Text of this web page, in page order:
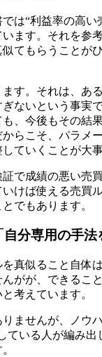
は“利益率の高い
ます。それを参
てもらうことが
す。それは、あ
ないという事実
、今後もその結
らこそ、パラメ
ていくことが大
で成績の悪い売
けば使える売買
でもあります。
分専用の手法
真似ること自体
がが、できるこ
考えています。
ませんが、ノウ
ている人が編み出